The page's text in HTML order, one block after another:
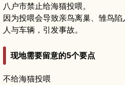
八户市禁止给海猫投喂。
因为投喂会导致亲鸟离巢、雏鸟
人与车辆，引发事故。
现地需要留意的5个要点
不给海猫投喂